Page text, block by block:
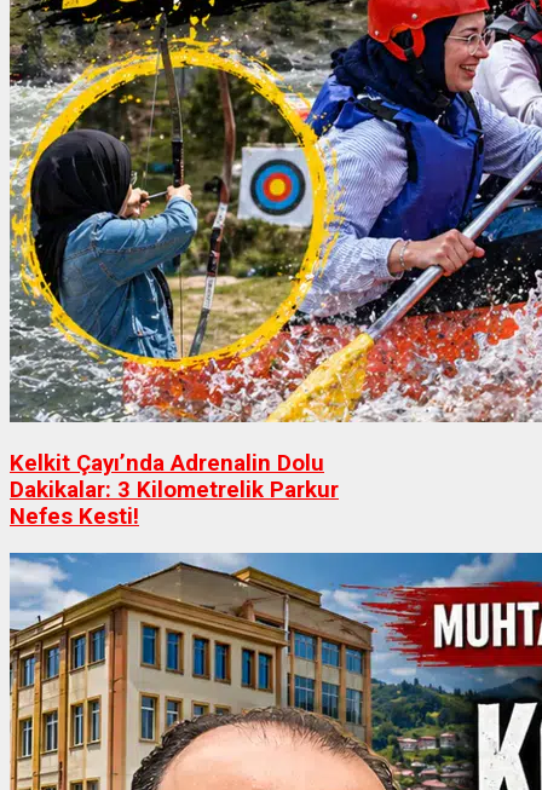
Kelkit Çayı’nda Adrenalin Dolu
Dakikalar: 3 Kilometrelik Parkur
Nefes Kesti!